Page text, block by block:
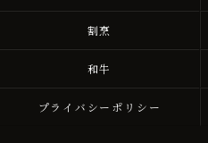
割烹
和牛
プライバシーポリシー